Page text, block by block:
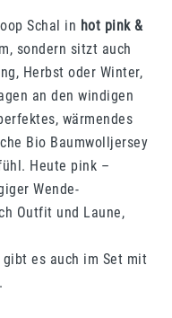
Schal in hot pink &
sondern sitzt auch
Herbst oder Winter,
an den windigen
wärmendes
Bio Baumwolljersey
Heute pink –
Wende-
Outfit und Laune,
gibt es auch im Set mit